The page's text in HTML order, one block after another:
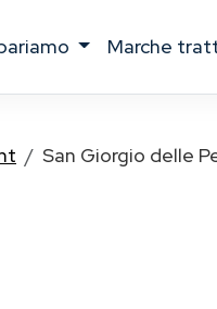
marche
San Giorgio delle